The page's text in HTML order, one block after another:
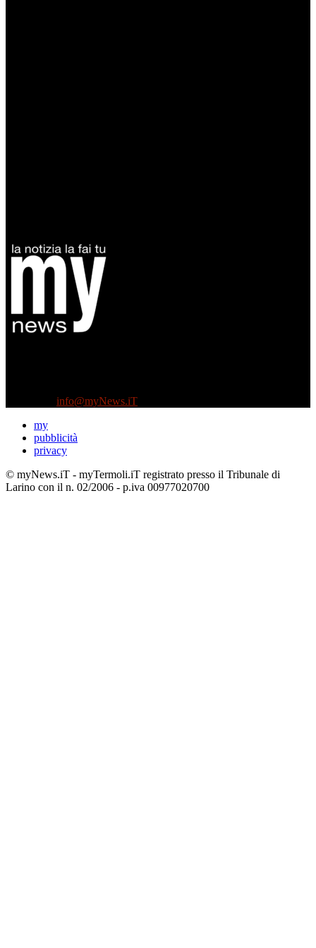
info@myNews.iT
my
pubblicità
privacy
© myNews.iT - myTermoli.iT registrato presso il Tribunale di
Larino con il n. 02/2006 - p.iva 00977020700